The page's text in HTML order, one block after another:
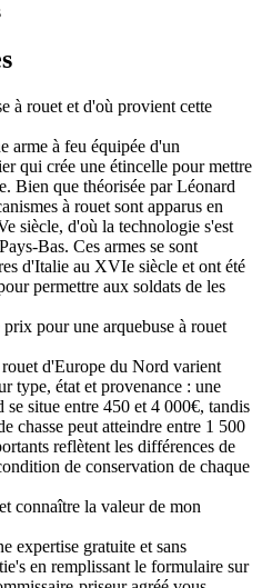
à rouet et d'où provient cette
arme à feu équipée d'un
qui crée une étincelle pour mettre
Bien que théorisée par Léonard
à rouet sont apparus en
siècle, d'où la technologie s'est
Bas. Ces armes se sont
d'Italie au XVIe siècle et ont été
permettre aux soldats de les
pour une arquebuse à rouet
d'Europe du Nord varient
type, état et provenance : une
se situe entre 450 et 4 000€, tandis
chasse peut atteindre entre 1 500
reflètent les différences de
de conservation de chaque
connaître la valeur de mon
expertise gratuite et sans
en remplissant le formulaire sur